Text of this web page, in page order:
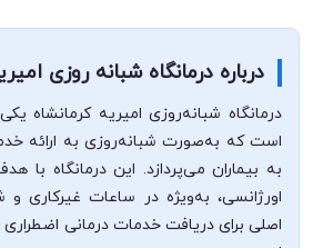
درباره درمانگاه شبانه روزی
درمانگاه شبانه‌روزی امیریه کرمانشاه
است که به‌صورت شبانه‌روزی به ارائه
به بیماران می‌پردازد. این درمانگاه با
اورژانسی، به‌ویژه در ساعات غیرکاری و
اصلی برای دریافت خدمات درمانی